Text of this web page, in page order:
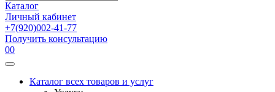
Каталог
Личный кабинет
+7(920)002-41-77
Получить консультацию
00
Каталог всех товаров и услуг